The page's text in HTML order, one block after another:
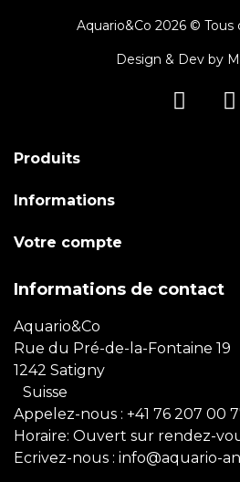
Aquario&Co 2026 © Tous
Design & Dev by
Produits
Informations
Votre compte
Informations de contact
Aquario&Co
Rue du Pré-de-la-Fontaine 19
1242 Satigny
Suisse
Appelez-nous : +41 76 207 00
Horaire: Ouvert sur rendez-
Ecrivez-nous : info@aquario-